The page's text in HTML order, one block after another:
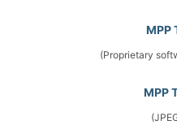
MPP
(Proprietary
MPP